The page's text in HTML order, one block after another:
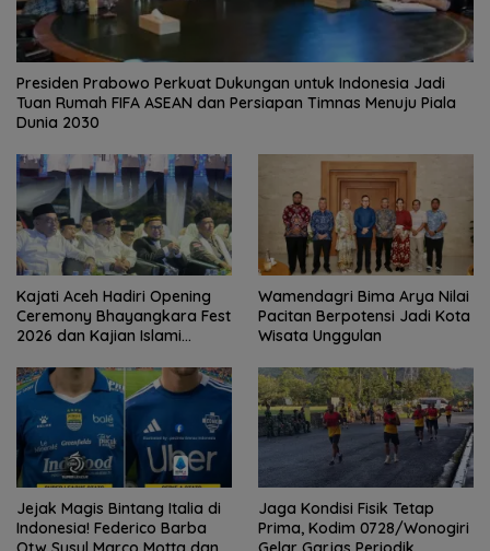
Presiden Prabowo Perkuat Dukungan untuk Indonesia Jadi
Tuan Rumah FIFA ASEAN dan Persiapan Timnas Menuju Piala
Dunia 2030
Kajati Aceh Hadiri Opening
Ceremony Bhayangkara Fest
2026 dan Kajian Islami
Adi Hidayat
Wamendagri Bima Arya Nilai
Pacitan Berpotensi Jadi Kota
Wisata Unggulan
Jejak Magis Bintang Italia di
Indonesia! Federico Barba
Jaga Kondisi Fisik Tetap
Prima, Kodim 0728/Wonogiri